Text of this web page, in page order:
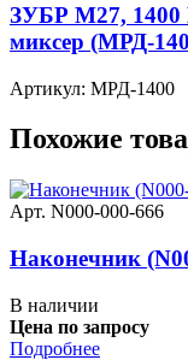
ЗУБР М27, 1400
миксер (МРД-
Артикул: МРД-1400
Похожие
Арт. N000-000-666
Наконечник
В наличии
Цена по запросу
Подробнее